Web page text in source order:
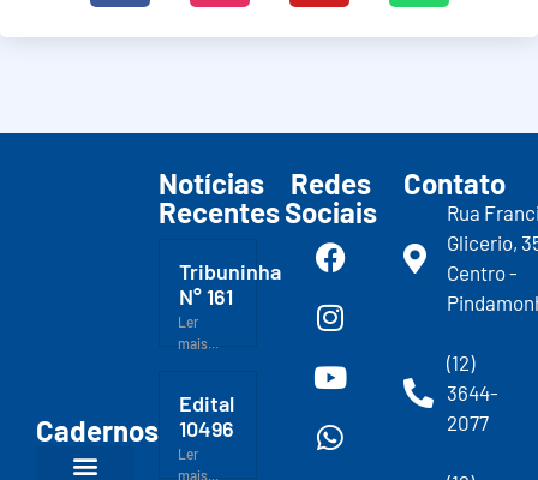
Cadernos
Notícias
Recentes
Tribuninha
N° 161
Ler
mais...
Edital
10496
Ler
mais...
Redes
Sociais
Contato
Rua
Glicerio,
Centro -
(12)
3644-
2077